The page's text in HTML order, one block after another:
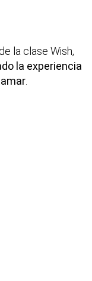
la clase Wish,
la experiencia